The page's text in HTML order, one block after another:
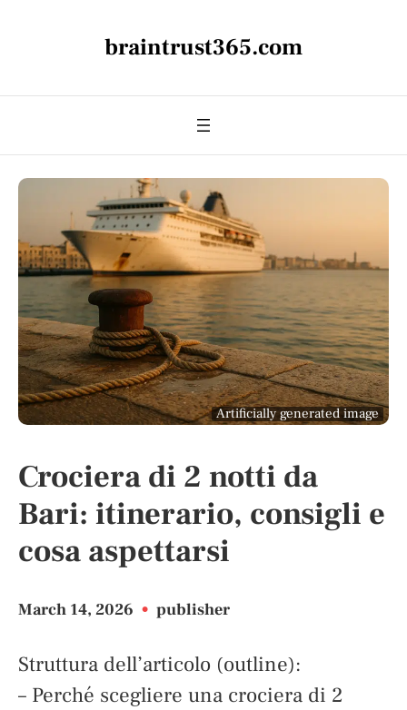
braintrust365.com
Artificially generated image
Crociera di 2 notti da
Bari: itinerario, consigli e
cosa aspettarsi
March 14, 2026 • publisher
Struttura dell’articolo (outline):
– Perché scegliere una crociera di 2